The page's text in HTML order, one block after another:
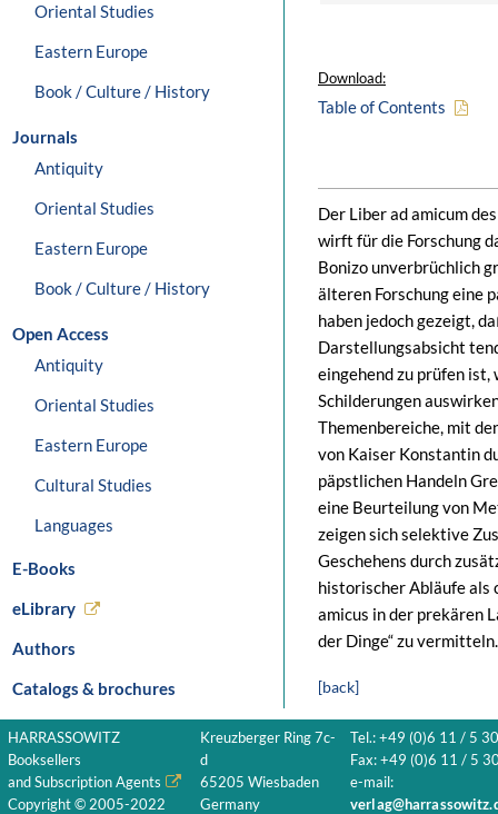
Oriental Studies
Eastern Europe
Book / Culture / History
Journals
Antiquity
Oriental Studies
Eastern Europe
Book / Culture / History
Open Access
Antiquity
Oriental Studies
Eastern Europe
Cultural Studies
Languages
E-Books
eLibrary
Authors
Catalogs & brochures
Download:
Table of Contents
Der Liber ad amicum
wirft für die Forschung
Bonizo unverbrüchlich
älteren Forschung eine
haben jedoch gezeigt,
Darstellungsabsicht
eingehend zu prüfen
Schilderungen
Themenbereiche, mit
von Kaiser Konstantin
päpstlichen Handeln
eine Beurteilung von
zeigen sich selektive
Geschehens durch
historischer Abläufe als
amicus in der prekären
der Dinge“ zu vermitteln.
[back]
HARRASSOWITZ
Booksellers
and Subscription Agents
Copyright © 2005-2022
Kreuzberger Ring 7c-
d
65205 Wiesbaden
Germany
Tel.: +49 (0)6 11 / 5
Fax: +49 (0)6 11 / 5
e-mail: